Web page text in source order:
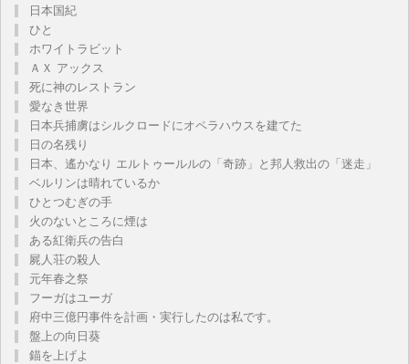
日本国紀
ひと
ホワイトラビット
ＡＸ アックス
死に神のレストラン
愛なき世界
日本兵捕虜はシルクロードにオペラハウスを建てた
日の名残り
日本、遙かなり エルトゥールルの「奇跡」と邦人救出の「迷走」
ベルリンは晴れているか
ひとつむぎの手
火のないところに煙は
ある紅衛兵の告白
屍人荘の殺人
元年春之祭
フーガはユーガ
府中三億円事件を計画・実行したのは私です。
盤上の向日葵
錨を上げよ